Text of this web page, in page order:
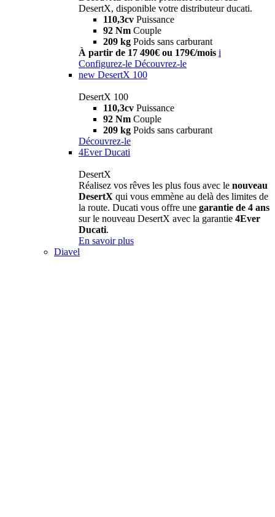
DesertX, disponible votre distributeur ducati.
110,3cv Puissance
92 Nm Couple
209 kg Poids sans carburant
À partir de 17 490€ ou 179€/mois i
Configurez-le Découvrez-le
new DesertX 100
DesertX 100
110,3cv Puissance
92 Nm Couple
209 kg Poids sans carburant
Découvrez-le
4Ever Ducati
DesertX
Réalisez vos rêves les plus fous avec le nouveau
DesertX qui vous emmène au delà des limites de
la route. Ducati vous offre une garantie de 4 ans
sur le nouveau DesertX avec la garantie 4Ever
Ducati.
En savoir plus
Diavel